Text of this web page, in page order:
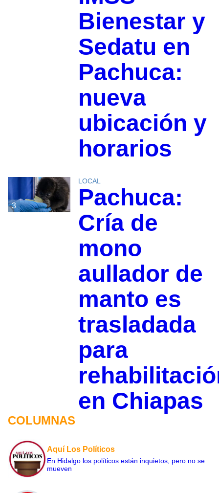
Bienestar y
Sedatu en
Pachuca:
nueva
ubicación y
horarios
3
LOCAL
Pachuca:
Cría de
mono
aullador de
manto es
trasladada
para
en Chiapas
COLUMNAS
Aquí Los Políticos
En Hidalgo los políticos están inquietos, pero no se
mueven